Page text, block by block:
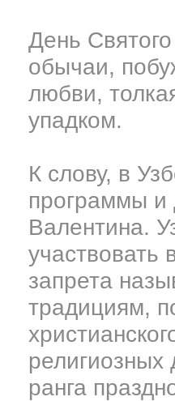
День
обычаи,
любви,
упадком.
К слову, в
программы и
Валентина.
участвовать
запрета
традициям,
религиозных
ранга